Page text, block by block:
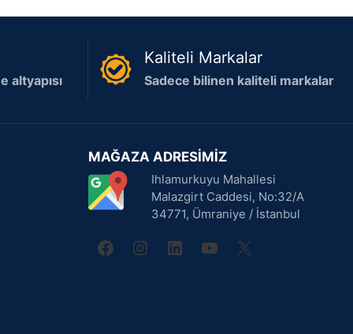
altyapısı
Kaliteli Markalar
Sadece bilinen kaliteli markalar
MAĞAZA ADRESİMİZ
Ihlamurkuyu Mahallesi
Malazgirt Caddesi, No:32/A
34771, Ümraniye / İstanbul
facebook
instagram
linkedinyoutube
X